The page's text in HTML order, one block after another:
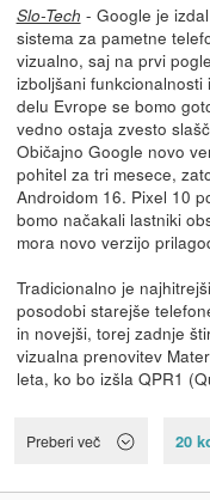
Slo-Tech - Google je
sistema za pametne
vizualno, saj na prvi
izboljšani
delu Evrope se bomo
vedno ostaja zvesto
Običajno Google novo
pohitel za tri mesece,
Androidom 16. Pixel 10
bomo načakali lastniki
mora novo verzijo
Tradicionalno je
posodobi starejše
in novejši, torej zadnje
vizualna prenovitev
leta, ko bo izšla QPR1
Preberi več 20